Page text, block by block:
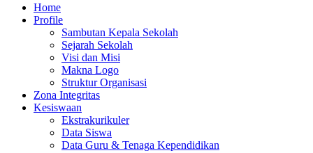
Home
Profile
Sambutan Kepala Sekolah
Sejarah Sekolah
Visi dan Misi
Makna Logo
Struktur Organisasi
Zona Integritas
Kesiswaan
Ekstrakurikuler
Data Siswa
Data Guru & Tenaga Kependidikan